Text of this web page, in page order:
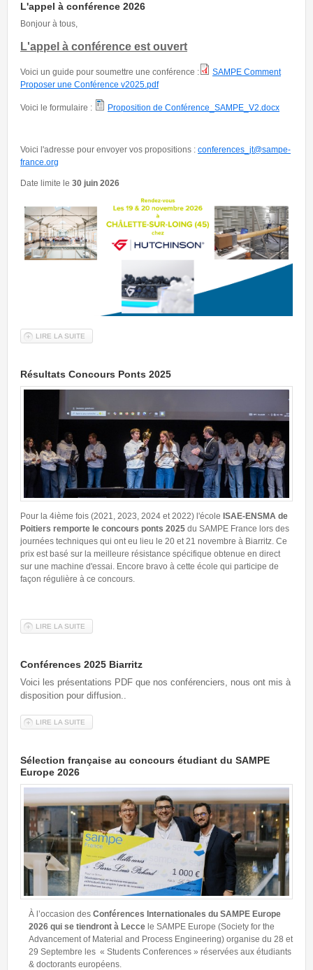
L'appel à conférence 2026
Bonjour à tous,
L'appel à conférence est ouvert
Voici un guide pour soumettre une conférence :
SAMPE Comment
Proposer une Conférence v2025.pdf
Voici le formulaire : Proposition de Conférence_SAMPE_V2.docx
Voici l'adresse pour envoyer vos propositions : conferences_jt@sampe-
france.org
Date limite le 30 juin 2026
Appel Hutchinson.png
LIRE LA SUITE
Résultats Concours Ponts 2025
Pour la 4ième fois (2021, 2023, 2024 et 2022) l'école ISAE-ENSMA de
Poitiers remporte le concours ponts 2025 du SAMPE France lors des
journées techniques qui ont eu lieu le 20 et 21 novembre à Biarritz. Ce
prix est basé sur la meilleure résistance spécifique obtenue en direct
sur une machine d'essai. Encore bravo à cette école qui participe de
façon régulière à ce concours.
LIRE LA SUITE
Conférences 2025 Biarritz
Voici les présentations PDF que nos conférenciers, nous ont mis à
disposition pour diffusion..
LIRE LA SUITE
Sélection française au concours étudiant du SAMPE
Europe 2026
À l’occasion desConférences Internationales du SAMPE Europe
2026 qui se tiendront à Leccele SAMPE Europe (Society for the
Advancement of Material and Process Engineering) organise du 28 et
29 Septembre les « Students Conferences » réservées aux étudiants
& doctorants européens.